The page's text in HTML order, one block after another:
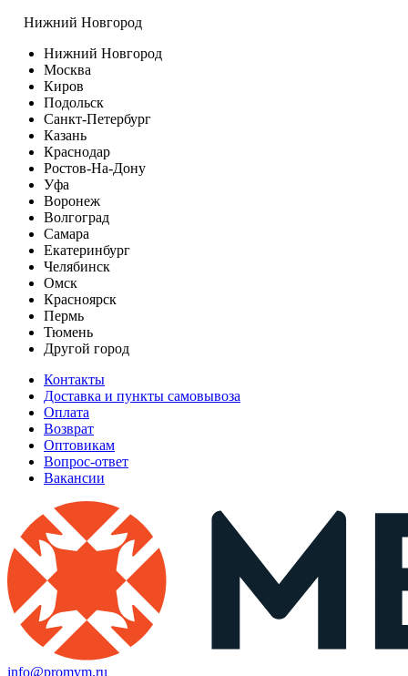
Нижний Новгород
Нижний Новгород
Москва
Киров
Подольск
Санкт-Петербург
Казань
Краснодар
Ростов-На-Дону
Уфа
Воронеж
Волгоград
Самара
Екатеринбург
Челябинск
Омск
Красноярск
Пермь
Тюмень
Другой город
Контакты
Доставка и пункты самовывоза
Оплата
Возврат
Оптовикам
Вопрос-ответ
Вакансии
info@promvm.ru